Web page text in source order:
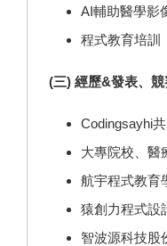
AI輔助醫學影
程式教育培訓
(三) 經歷&發表、競
Codingsayhi
大專院校、醫
航宇程式教育
猿創力程式設
智波源科技股